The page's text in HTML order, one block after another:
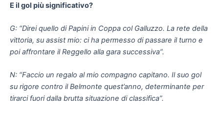
E il gol più significativo?
G: “Direi quello di Papini in Coppa col Galluzzo. La rete della
vittoria, su assist mio: ci ha permesso di passare il turno e
poi affrontare il Reggello alla gara successiva”.
N: “Faccio un regalo al mio compagno capitano. Il suo gol
su rigore contro il Belmonte quest’anno, determinante per
tirarci fuori dalla brutta situazione di classifica”.